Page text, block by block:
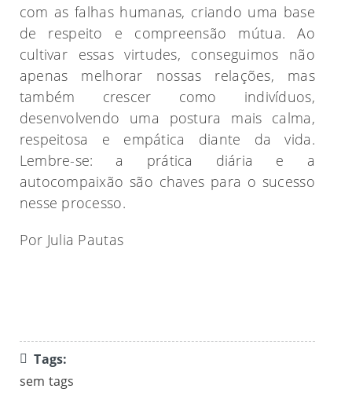
com as falhas humanas, criando uma base
de respeito e compreensão mútua. Ao
cultivar essas virtudes, conseguimos não
apenas melhorar nossas relações, mas
também crescer como indivíduos,
desenvolvendo uma postura mais calma,
respeitosa e empática diante da vida.
Lembre-se: a prática diária e a
autocompaixão são chaves para o sucesso
nesse processo.
Por Julia Pautas
Tags:
sem tags